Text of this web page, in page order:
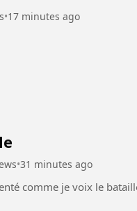
•17 minutes ago
•31 minutes ago